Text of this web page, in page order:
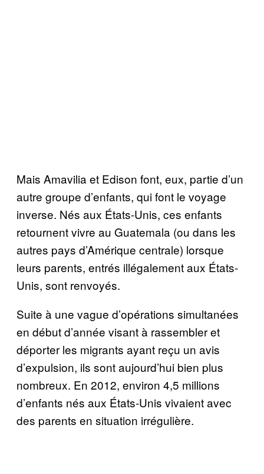
Mais Amavilia et Edison font, eux, partie d’un
autre groupe d’enfants, qui font le voyage
inverse. Nés aux États-Unis, ces enfants
retournent vivre au Guatemala (ou dans les
autres pays d’Amérique centrale) lorsque
leurs parents, entrés illégalement aux États-
Unis, sont renvoyés.
Suite à une vague d’opérations simultanées
en début d’année visantà rassembler et
déporter les migrants ayant reçu un avis
d’expulsion, ils sont aujourd’hui bien plus
nombreux. En 2012, environ 4,5 millions
d’enfants nés aux États-Unis vivaient avec
des parents en situation irrégulière.